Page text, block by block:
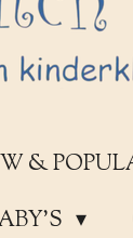
&